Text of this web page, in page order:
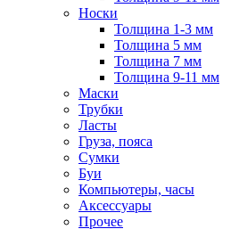
Носки
Толщина 1-3 мм
Толщина 5 мм
Толщина 7 мм
Толщина 9-11 мм
Маски
Трубки
Ласты
Груза, пояса
Сумки
Буи
Компьютеры, часы
Аксессуары
Прочее